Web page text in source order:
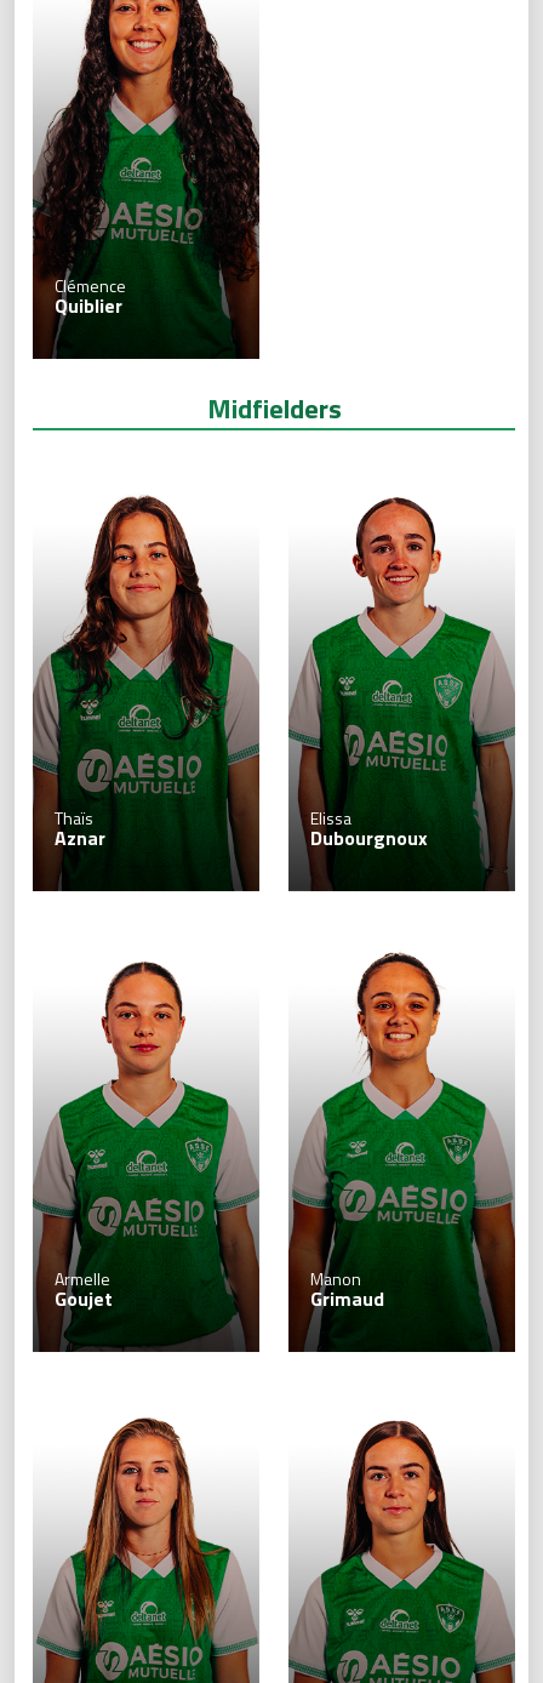
Clémence
Quiblier
Midfielders
Thaïs
Aznar
Elissa
Dubourgnoux
Armelle
Goujet
Manon
Grimaud